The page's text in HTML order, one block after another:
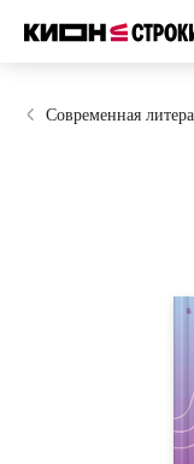
Современная